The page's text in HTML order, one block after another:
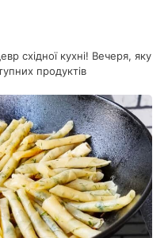
східної кухні! Вечеря, яку
продуктів